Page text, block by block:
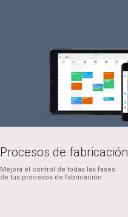
Procesos de fabricación
Mejora el control de todas las fases
de tus procesos de fabricación.